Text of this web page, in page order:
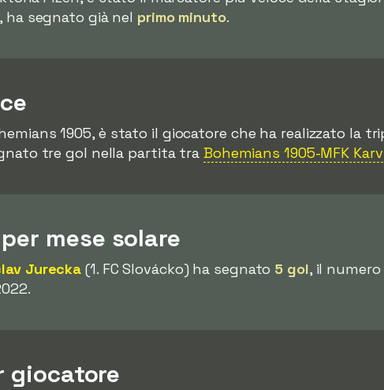
, ha segnato già nel primo minuto.
1905, è stato il giocatore che ha realizzato la
tre gol nella partita tra Bohemians 1905-MFK
mese solare
Jurecka (1. FC Slovácko) ha segnato 5 gol, il
giocatore